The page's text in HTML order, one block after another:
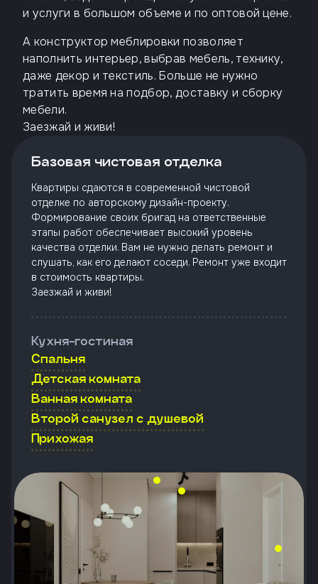
и услуги в большом объеме и по оптовой цене.
А конструктор меблировки позволяет
наполнить интерьер, выбрав мебель, технику,
даже декор и текстиль. Больше не нужно
тратить время на подбор, доставку и сборку
мебели.
Заезжай и живи!
Базовая чистовая отделка
Квартиры сдаются в современной чистовой
отделке по авторскому дизайн-проекту.
Формирование своих бригад на ответственные
этапы работ обеспечивает высокий уровень
качества отделки. Вам не нужно делать ремонт и
слушать, как его делают соседи. Ремонт уже входит
в стоимость квартиры.
Заезжай и живи!
Кухня-гостиная
Спальня
Детская комната
Ванная комната
Второй санузел с душевой
Прихожая